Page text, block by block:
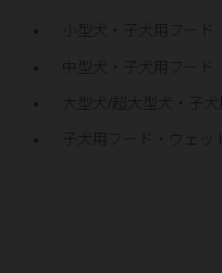
小型犬・子犬用フード
中型犬・子犬用フード
大型犬/超大型犬・子犬
子犬用フード・ウェッ